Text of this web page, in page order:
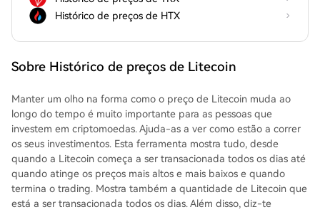
Histórico de preços de HTX
Sobre Histórico de preços de Litecoin
Manter um olho na forma como o preço de Litecoin muda ao
longo do tempo é muito importante para as pessoas que
investem em criptomoedas. Ajuda-as a ver como estão a correr
os seus investimentos. Esta ferramenta mostra tudo, desde
quando a Litecoin começa a ser transacionada todos os dias até
quando atinge os preços mais altos e mais baixos e quando
termina o trading. Mostra também a quantidade de Litecoin que
está a ser transacionada todos os dias. Além disso, diz-te